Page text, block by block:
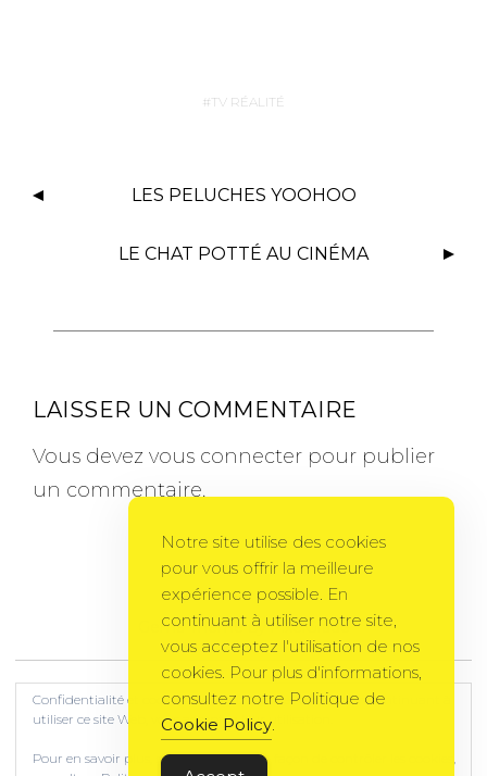
TV RÉALITÉ
LES PELUCHES YOOHOO
LE CHAT POTTÉ AU CINÉMA
LAISSER UN COMMENTAIRE
Vous devez vous connecter pour publier
un commentaire.
Gema Theme by PixelGrade
Notre site utilise des cookies
pour vous offrir la meilleure
expérience possible. En
continuant à utiliser notre site,
vous acceptez l'utilisation de nos
cookies. Pour plus d'informations,
consultez notre Politique de
Cookie Policy.
Confidentialité et cookies : ce site utilise des cookies. En continuant à
utiliser ce site Web, vous acceptez leur utilisation.
Pour en savoir plus, notamment sur la façon de contrôler les cookies,